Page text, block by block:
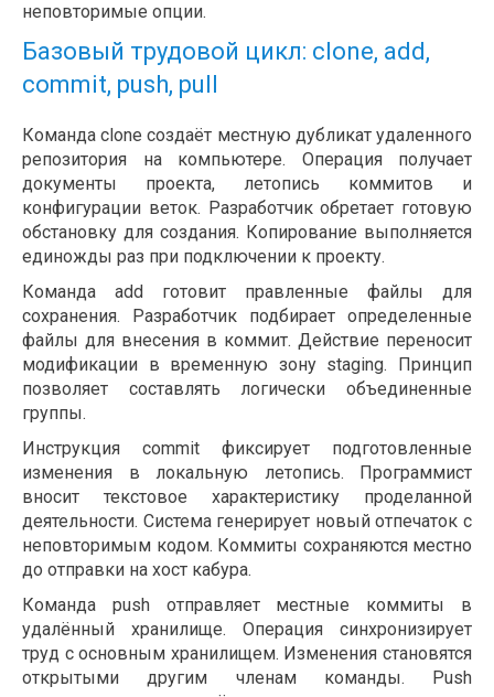
неповторимые опции.
Базовый трудовой цикл: clone, add,
commit, push, pull
Команда clone создаёт местную дубликат удаленного
репозитория на компьютере. Операция получает
документы проекта, летопись коммитов и
конфигурации веток. Разработчик обретает готовую
обстановку для создания. Копирование выполняется
единожды раз при подключении к проекту.
Команда add готовит правленные файлы для
сохранения. Разработчик подбирает определенные
файлы для внесения в коммит. Действие переносит
модификации в временную зону staging. Принцип
позволяет составлять логически объединенные
группы.
Инструкция commit фиксирует подготовленные
изменения в локальную летопись. Программист
вносит текстовое характеристику проделанной
деятельности. Система генерирует новый отпечаток с
неповторимым кодом. Коммиты сохраняются местно
до отправки на хост кабура.
Команда push отправляет местные коммиты в
удалённый хранилище. Операция синхронизирует
труд с основным хранилищем. Изменения становятся
открытыми другим членам команды. Push